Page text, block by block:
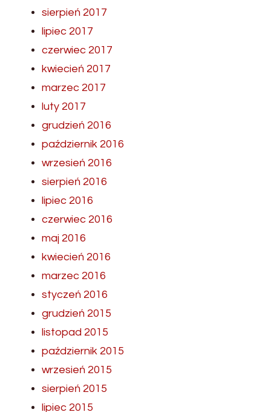
sierpień 2017
lipiec 2017
czerwiec 2017
kwiecień 2017
marzec 2017
luty 2017
grudzień 2016
październik 2016
wrzesień 2016
sierpień 2016
lipiec 2016
czerwiec 2016
maj 2016
kwiecień 2016
marzec 2016
styczeń 2016
grudzień 2015
listopad 2015
październik 2015
wrzesień 2015
sierpień 2015
lipiec 2015